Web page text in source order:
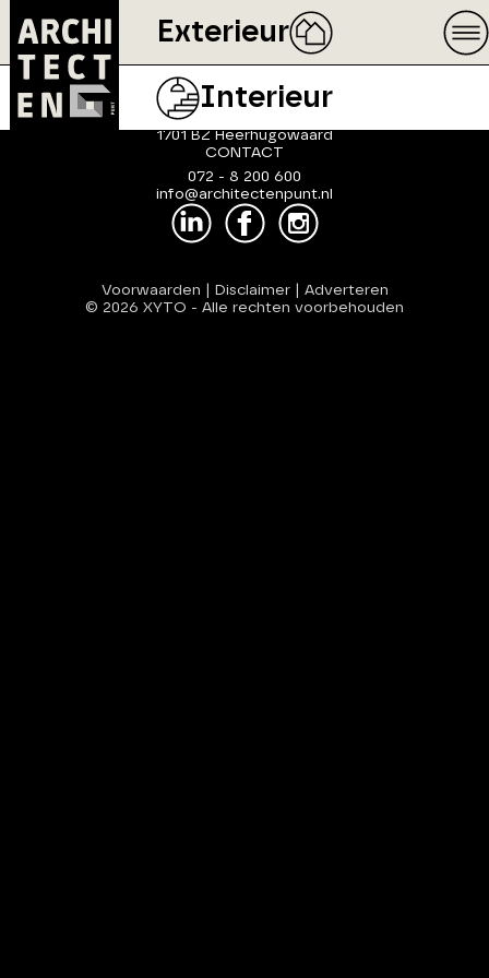
Exterieur
Interieur
ArchitectenPunt is onderdeel
ADRES
Van Benthuizenlaan 1
1701 BZ Heerhugowaard
CONTACT
072 - 8 200 600
info@architectenpunt.nl
Voorwaarden Disclaimer| Adverteren
© 2026 XYTO - Alle rechten voorbehouden